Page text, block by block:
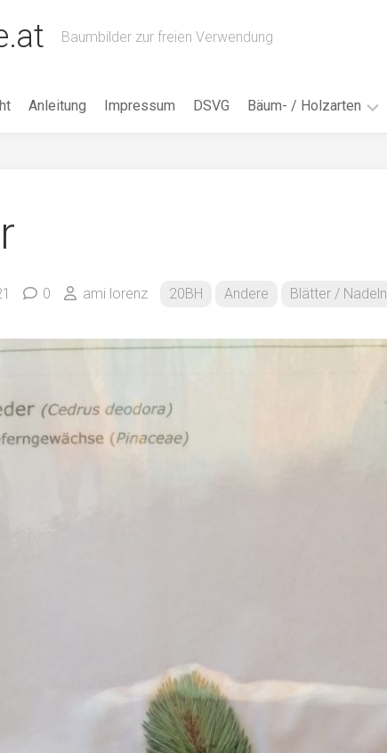
Baumbilder zur freien Verwendung
Anleitung Impressum DSVG Bäum- / Holzarten
Eibe
Lärche
0 ami lorenz 20BH Andere Blätter / Nadeln